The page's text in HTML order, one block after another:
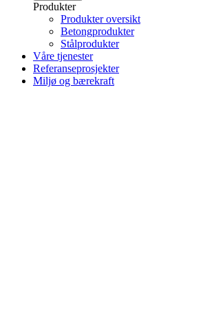
Produkter
Produkter oversikt
Betongprodukter
Stålprodukter
Våre tjenester
Referanseprosjekter
Miljø og bærekraft